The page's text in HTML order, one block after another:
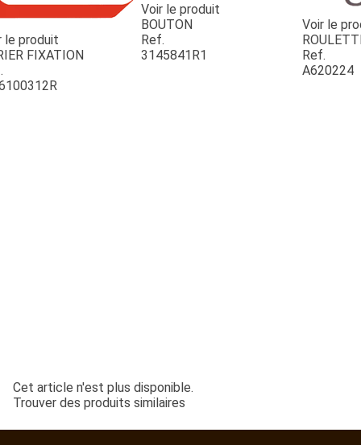
JOUET
le produit
FIXATION
Voir le produit
BOUTON
Ref.
3145841R1
Voir le
Ref.
A620224
Cet article n'est plus disponible.
Trouver des produits similaires